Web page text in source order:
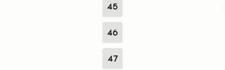
45
46
47